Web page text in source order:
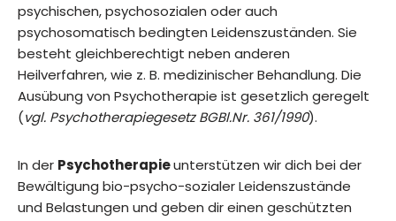
psychischen, psychosozialen oder auch
psychosomatisch bedingten Leidenszuständen. Sie
besteht gleichberechtigt neben anderen
Heilverfahren, wie z. B. medizinischer Behandlung. Die
Ausübung von Psychotherapie ist gesetzlich geregelt
(vgl. Psychotherapiegesetz BGBl.Nr. 361/1990).
In der Psychotherapieunterstützen wir dich bei der
Bewältigung bio-psycho-sozialer Leidenszustände
und Belastungen und geben dir einen geschützten